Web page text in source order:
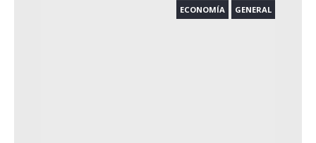
ECONOMÍA GENERAL